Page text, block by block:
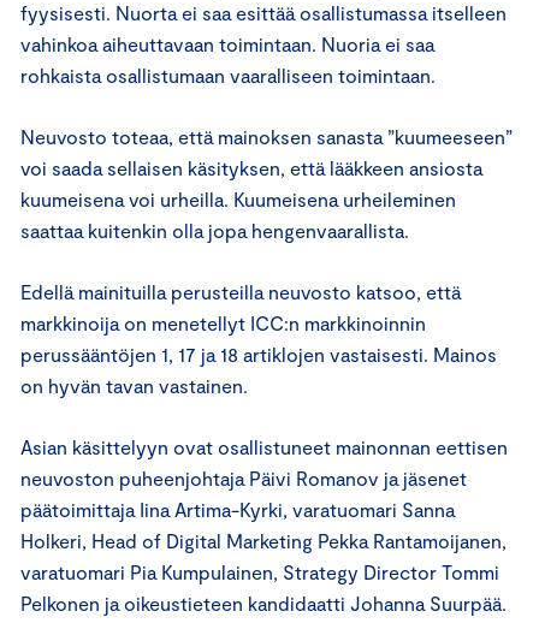
fyysisesti. Nuorta ei saa esittää osallistumassa itselleen
vahinkoa aiheuttavaan toimintaan. Nuoria ei saa
rohkaista osallistumaan vaaralliseen toimintaan.
Neuvosto toteaa, että mainoksen sanasta ”kuumeeseen”
voi saada sellaisen käsityksen, että lääkkeen ansiosta
kuumeisena voi urheilla. Kuumeisena urheileminen
saattaa kuitenkin olla jopa hengenvaarallista.
Edellä mainituilla perusteilla neuvosto katsoo, että
markkinoija on menetellyt ICC:n markkinoinnin
perussääntöjen 1, 17 ja 18 artiklojen vastaisesti. Mainos
on hyvän tavan vastainen.
Asian käsittelyyn ovat osallistuneet mainonnan eettisen
neuvoston puheenjohtaja Päivi Romanov ja jäsenet
päätoimittaja Iina Artima-Kyrki, varatuomari Sanna
Holkeri, Head of Digital Marketing Pekka Rantamoijanen,
varatuomari Pia Kumpulainen, Strategy Director Tommi
Pelkonen ja oikeustieteen kandidaatti Johanna Suurpää.